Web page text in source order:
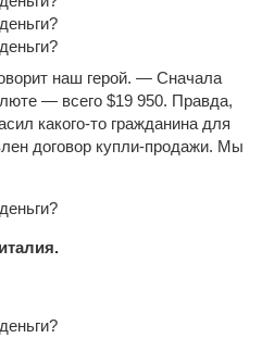
наш герой. — Сначала
— всего $19 950. Правда,
какого-то гражданина для
договор купли-продажи. Мы